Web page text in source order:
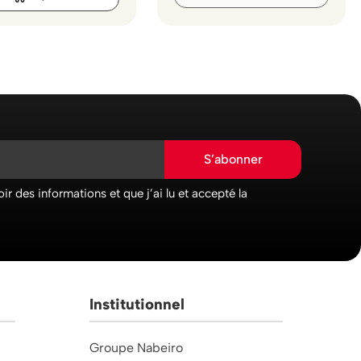
S’abonner
des informations et que j’ai lu et accepté la
Institutionnel
Groupe Nabeiro